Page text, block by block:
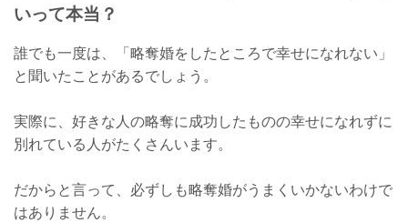
いって本当？
誰でも一度は、「略奪婚をしたところで幸せになれない」
と聞いたことがあるでしょう。
実際に、好きな人の略奪に成功したものの幸せになれずに
別れている人がたくさんいます。
だからと言って、必ずしも略奪婚がうまくいかないわけで
はありません。